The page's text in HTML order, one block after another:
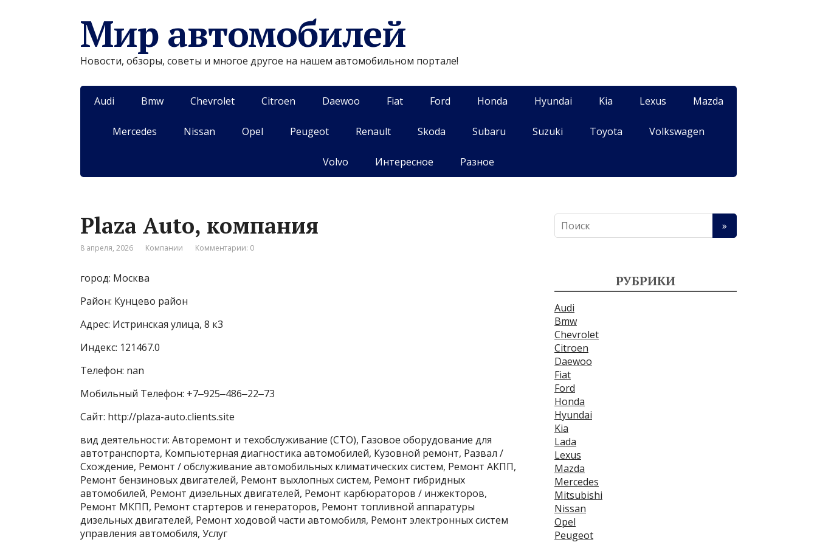
Мир автомобилей
Новости, обзоры, советы и многое другое на нашем автомобильном портале!
Audi Bmw Chevrolet Citroen Daewoo Fiat Ford Honda Hyundai Kia Lexus Mazda
Mercedes Nissan Opel Peugeot Renault Skoda Subaru Suzuki Toyota Volkswagen
Volvo Интересное Разное
Plaza Auto, компания
8 апреля, 2026 Компании Комментарии: 0
город: Москва
Район: Кунцево район
Адрес: Истринская улица, 8 к3
Индекс: 121467.0
Телефон: nan
Мобильный Телефон: +7‒925‒486‒22‒73
Сайт: http://plaza-auto.clients.site
вид деятельности: Авторемонт и техобслуживание (СТО), Газовое оборудование для
автотранспорта, Компьютерная диагностика автомобилей, Кузовной ремонт, Развал /
Схождение, Ремонт / обслуживание автомобильных климатических систем, Ремонт АКПП,
Ремонт бензиновых двигателей, Ремонт выхлопных систем, Ремонт гибридных
автомобилей, Ремонт дизельных двигателей, Ремонт карбюраторов / инжекторов,
Ремонт МКПП, Ремонт стартеров и генераторов, Ремонт топливной аппаратуры
дизельных двигателей, Ремонт ходовой части автомобиля, Ремонт электронных систем
управления автомобиля, Услуг
РУБРИКИ
Audi
Bmw
Chevrolet
Citroen
Daewoo
Fiat
Ford
Honda
Hyundai
Kia
Lada
Lexus
Mazda
Mercedes
Mitsubishi
Nissan
Opel
Peugeot